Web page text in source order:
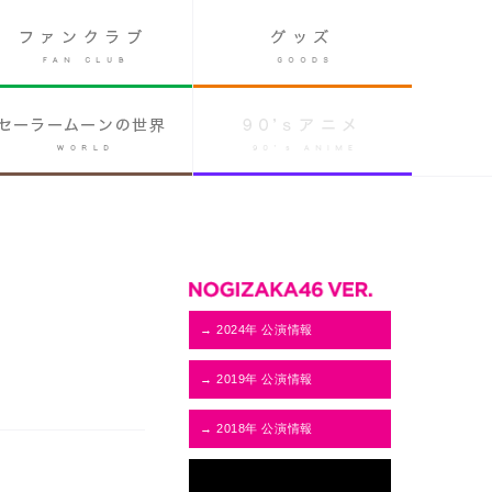
→ 2024年 公演情報
→ 2019年 公演情報
→ 2018年 公演情報